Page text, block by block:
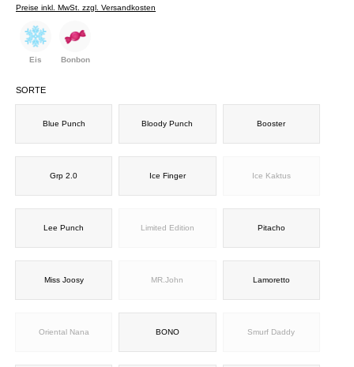
Preise inkl. MwSt. zzgl. Versandkosten
Eis Bonbon
SORTE
Blue Punch Bloody Punch Booster
Grp 2.0 Ice Finger Ice Kaktus
Lee Punch Limited Edition Pitacho
Miss Joosy MR.John Lamoretto
Oriental Nana BONO Smurf Daddy